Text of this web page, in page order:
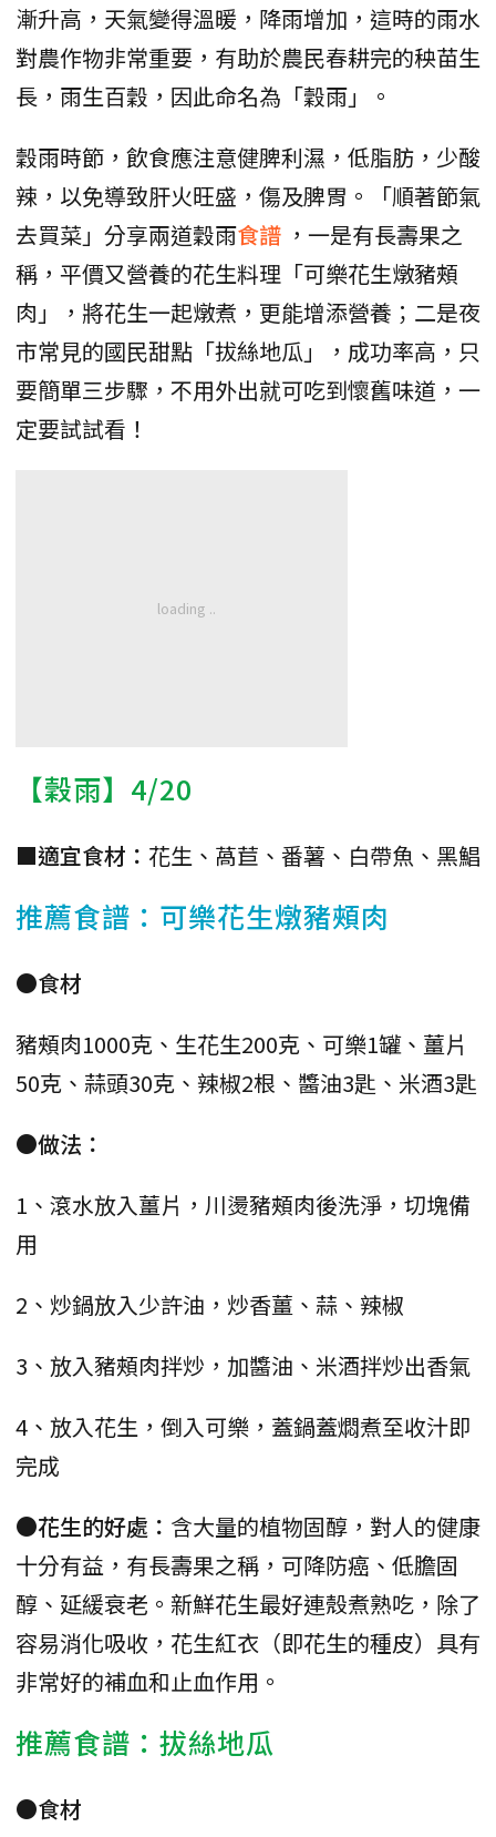
漸升高，天氣變得溫暖，降雨增加，這時的雨水
對農作物非常重要，有助於農民春耕完的秧苗生
長，雨生百穀，因此命名為「穀雨」。
穀雨時節，飲食應注意健脾利濕，低脂肪，少酸
辣，以免導致肝火旺盛，傷及脾胃。「順著節氣
去買菜」分享兩道穀雨食譜 ，一是有長壽果之
稱，平價又營養的花生料理「可樂花生燉豬頰
肉」，將花生一起燉煮，更能增添營養；二是夜
市常見的國民甜點「拔絲地瓜」，成功率高，只
要簡單三步驟，不用外出就可吃到懷舊味道，一
定要試試看！
【穀雨】4/20
■適宜食材： 花生、萵苣、番薯、白帶魚、黑鯧
推薦食譜：可樂花生燉豬頰肉
●食材
豬頰肉1000克、生花生200克、可樂1罐、薑片
50克、蒜頭30克、辣椒2根、醬油3匙、米酒3匙
●做法：
1、滾水放入薑片，川燙豬頰肉後洗淨，切塊備
用
2、炒鍋放入少許油，炒香薑、蒜、辣椒
3、放入豬頰肉拌炒，加醬油、米酒拌炒出香氣
4、放入花生，倒入可樂，蓋鍋蓋燜煮至收汁即
完成
●花生的好處： 含大量的植物固醇，對人的健康
十分有益，有長壽果之稱，可降防癌、低膽固
醇、延緩衰老。新鮮花生最好連殼煮熟吃，除了
容易消化吸收，花生紅衣（即花生的種皮）具有
非常好的補血和止血作用。
推薦食譜：拔絲地瓜
●食材